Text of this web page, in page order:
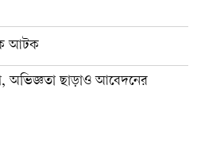
আটক
অভিজ্ঞতা ছাড়াও আবেদনের